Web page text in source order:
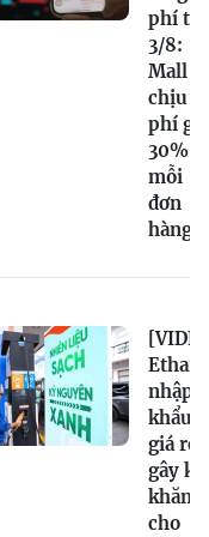
phí từ
3/8:
Mall
chịu
phí
30%
mỗi
đơn
hàng
nhập
khẩu
giá rẻ
gây
khăn
cho